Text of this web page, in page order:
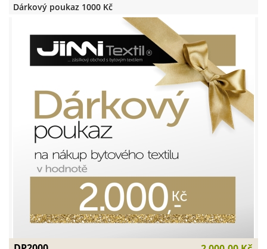
Dárkový poukaz 1000 Kč